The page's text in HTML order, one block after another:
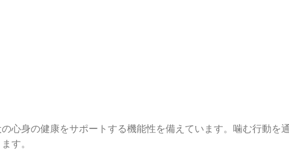
心身の健康をサポートする機能性を備えています。噛む行動
す。